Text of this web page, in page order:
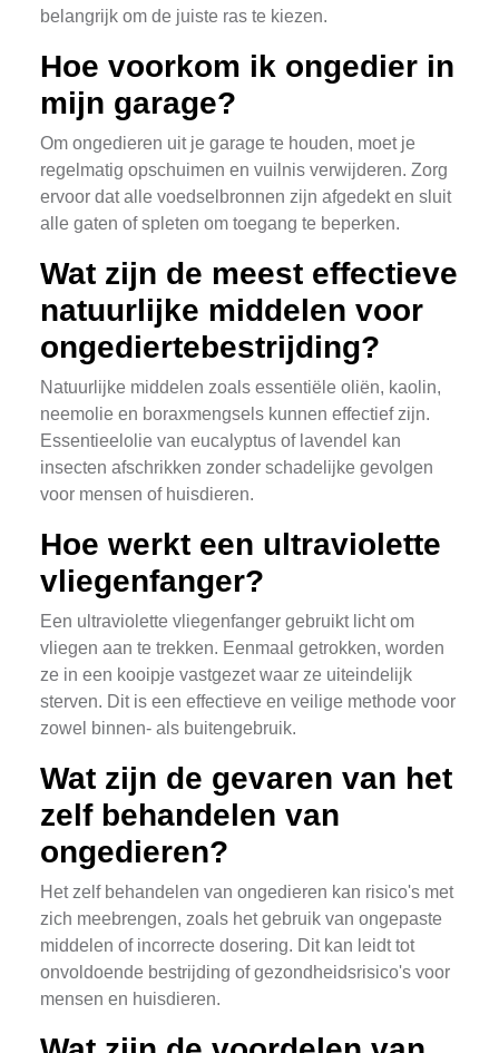
belangrijk om de juiste ras te kiezen.
Hoe voorkom ik ongedier in
mijn garage?
Om ongedieren uit je garage te houden, moet je
regelmatig opschuimen en vuilnis verwijderen. Zorg
ervoor dat alle voedselbronnen zijn afgedekt en sluit
alle gaten of spleten om toegang te beperken.
Wat zijn de meest effectieve
natuurlijke middelen voor
ongediertebestrijding?
Natuurlijke middelen zoals essentiële oliën, kaolin,
neemolie en boraxmengsels kunnen effectief zijn.
Essentieelolie van eucalyptus of lavendel kan
insecten afschrikken zonder schadelijke gevolgen
voor mensen of huisdieren.
Hoe werkt een ultraviolette
vliegenfanger?
Een ultraviolette vliegenfanger gebruikt licht om
vliegen aan te trekken. Eenmaal getrokken, worden
ze in een kooipje vastgezet waar ze uiteindelijk
sterven. Dit is een effectieve en veilige methode voor
zowel binnen- als buitengebruik.
Wat zijn de gevaren van het
zelf behandelen van
ongedieren?
Het zelf behandelen van ongedieren kan risico's met
zich meebrengen, zoals het gebruik van ongepaste
middelen of incorrecte dosering. Dit kan leidt tot
onvoldoende bestrijding of gezondheidsrisico's voor
mensen en huisdieren.